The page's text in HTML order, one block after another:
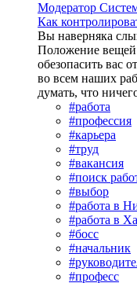
Модератор
Как
Вы наверняка
Положение
обезопасить вас
во всем наших
думать, что
#работа
#профессия
#карьера
#труд
#вакансия
#поиск
#выбор
#работа в
#работа в
#босс
#начальник
#професс